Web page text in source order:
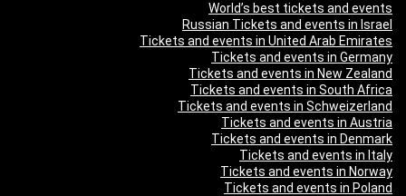
World’s best tickets and events
Russian Tickets and events in Israel
Tickets and events in United Arab Emirates
Tickets and events in Germany
Tickets and events in New Zealand
Tickets and events in South Africa
Tickets and events in Schweizerland
Tickets and events in Austria
Tickets and events in Denmark
Tickets and events in Italy
Tickets and events in Norway
Tickets and events in Poland